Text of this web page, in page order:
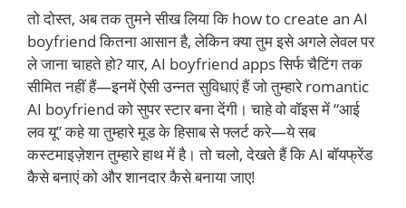
तो दोस्त, अब तक तुमने सीख लिया कि how to create an AI
boyfriend कितना आसान है, लेकिन क्या तुम इसे अगले लेवल पर
ले जाना चाहते हो? यार, AI boyfriend apps सिर्फ चैटिंग तक
सीमित नहीं हैं—इनमें ऐसी उन्नत सुविधाएं हैं जो तुम्हारे romantic
AI boyfriend को सुपर स्टार बना देंगी। चाहे वो वॉइस में “आई
लव यू” कहे या तुम्हारे मूड के हिसाब से फ्लर्ट करे—ये सब
कस्टमाइज़ेशन तुम्हारे हाथ में है। तो चलो, देखते हैं कि AI बॉयफ्रेंड
कैसे बनाएं को और शानदार कैसे बनाया जाए!